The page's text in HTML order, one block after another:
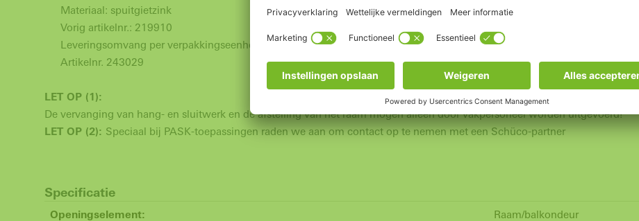
Materiaal: spuitgietzink
Vorig artikelnr.: 219910
Leveringsomvang per verpakkingseenheid: 1 stuk
Artikelnr. 243029
LET OP (1):
De vervanging van hang- en sluitwerk en de afstelling van het raam mogen alleen door vakpersoneel worden uitgevoerd!
LET OP (2): Speciaal bij PASK-toepassingen raden we aan om contact op te nemen met een Schüco-partner
Specificatie
Openingselement: Raam/balkondeur